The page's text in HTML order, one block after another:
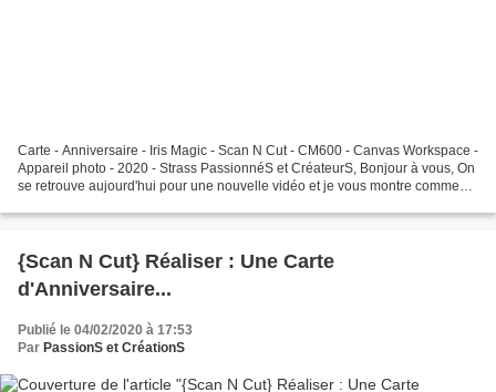
Carte - Anniversaire - Iris Magic - Scan N Cut - CM600 - Canvas Workspace -
Appareil photo - 2020 - Strass PassionnéS et CréateurS, Bonjour à vous, On
se retrouve aujourd'hui pour une nouvelle vidéo et je vous montre comment
{Scan N Cut} Réaliser : Une Carte
d'Anniversaire...
Publié le 04/02/2020 à 17:53
Par PassionS et CréationS